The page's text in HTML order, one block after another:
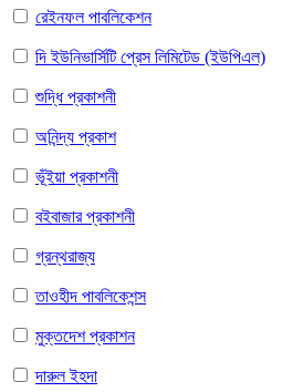
রেইনফল পাবলিকেশন
দি ইউনিভার্সিটি প্রেস লিমিটেড (ইউপিএল)
শুদ্ধি প্রকাশনী
অনিন্দ্য প্রকাশ
ভূঁইয়া প্রকাশনী
বইবাজার প্রকাশনী
গ্রন্থরাজ্য
তাওহীদ পাবলিকেশন্স
মুক্তদেশ প্রকাশন
দারুল ইহদা